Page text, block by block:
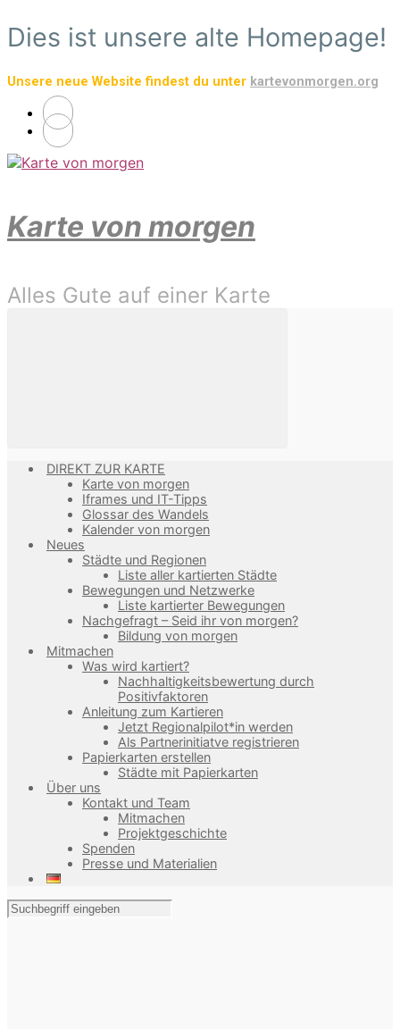
Zum
Hauptinhalt
Dies ist unsere alte Homepage!
Unsere neue Website findest du unter kartevonmorgen.org
Karte von morgen
Alles Gute auf einer Karte
DIREKT ZUR KARTE
Karte von morgen
Iframes und IT-Tipps
Glossar des Wandels
Kalender von morgen
Neues
Städte und Regionen
Liste aller kartierten Städte
Bewegungen und Netzwerke
Liste kartierter Bewegungen
Nachgefragt – Seid ihr von morgen?
Bildung von morgen
Mitmachen
Was wird kartiert?
Nachhaltigkeitsbewertung durch
Positivfaktoren
Anleitung zum Kartieren
Jetzt Regionalpilot*in werden
Als Partnerinitiatve registrieren
Papierkarten erstellen
Städte mit Papierkarten
Über uns
Kontakt und Team
Mitmachen
Projektgeschichte
Spenden
Presse und Materialien